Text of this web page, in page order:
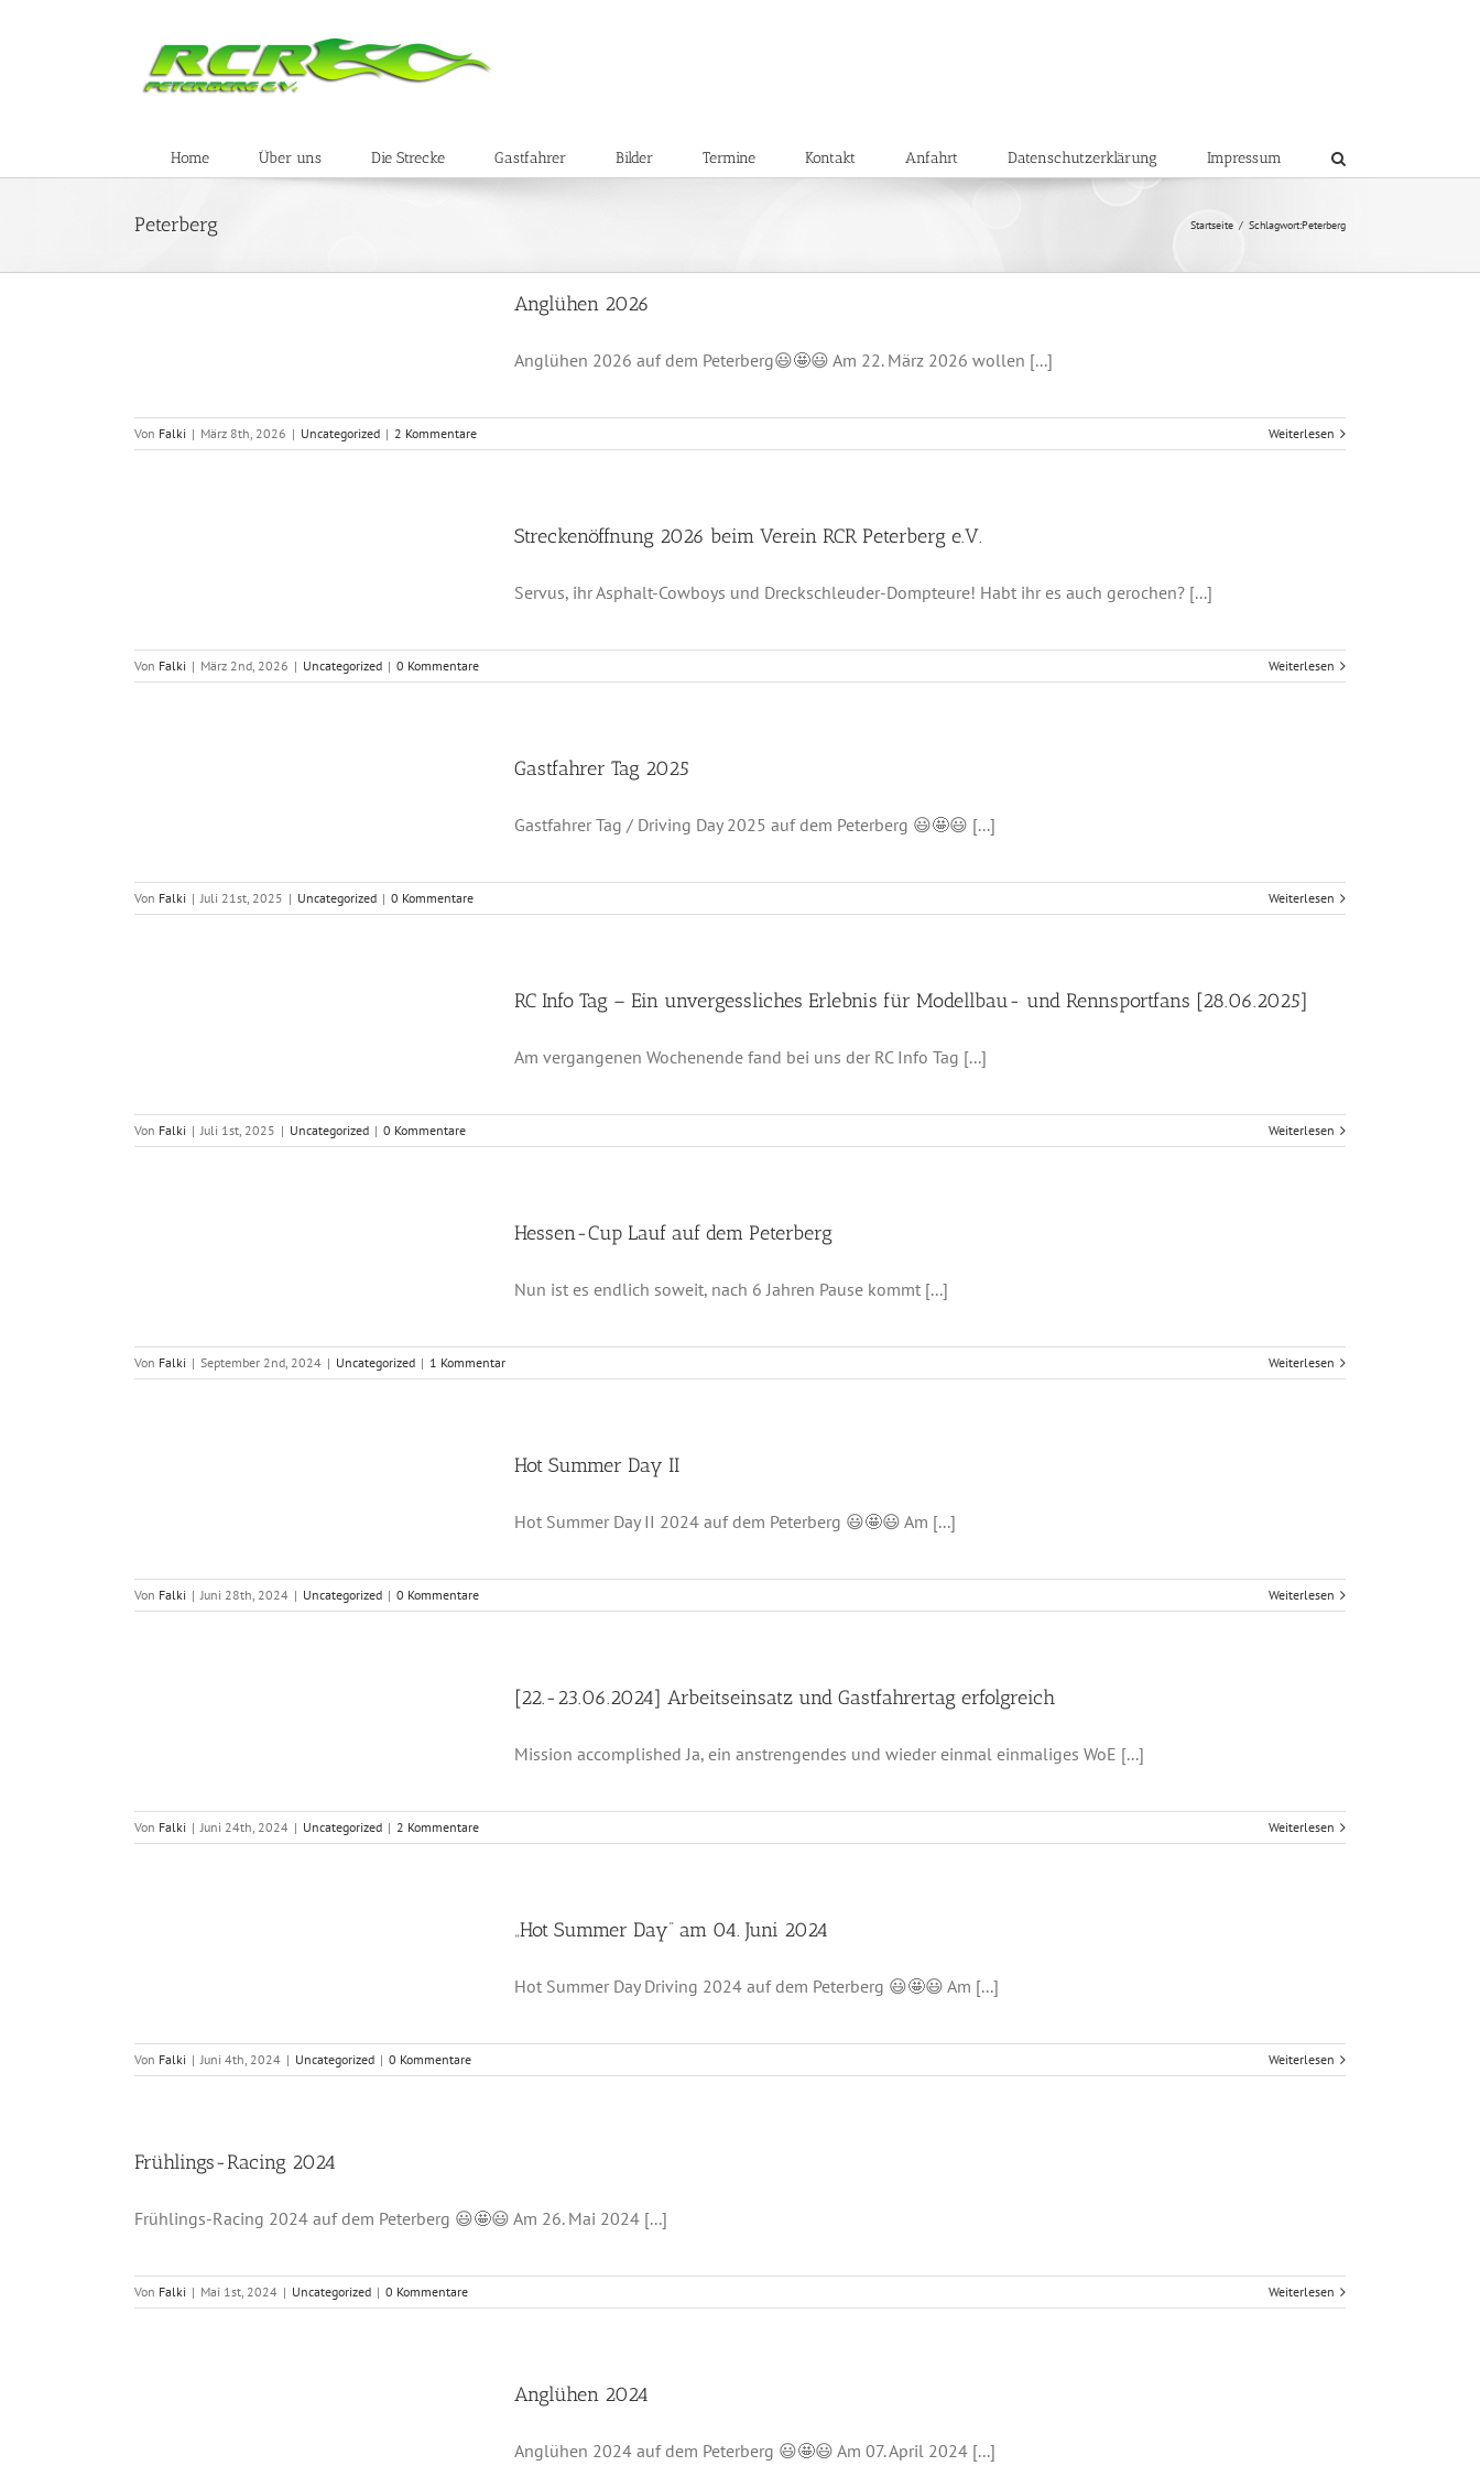
Home Über uns Die Strecke Gastfahrer Bilder Termine Kontakt Anfahrt Datenschutzerklärung Impressum
Peterberg Startseite / Schlagwort:Peterberg
Anglühen 2026
Anglühen 2026 auf dem Peterberg😃🤩😃 Am 22. März 2026 wollen [...]
Von Falki | März 8th, 2026 | Uncategorized | 2 Kommentare Weiterlesen
Streckenöffnung 2026 beim Verein RCR Peterberg e.V.
Servus, ihr Asphalt-Cowboys und Dreckschleuder-Dompteure! Habt ihr es auch gerochen? [...]
Von Falki | März 2nd, 2026 | Uncategorized | 0 Kommentare Weiterlesen
Gastfahrer Tag 2025
Gastfahrer Tag / Driving Day 2025 auf dem Peterberg 😃🤩😃 [...]
Von Falki | Juli 21st, 2025 | Uncategorized | 0 Kommentare Weiterlesen
RC Info Tag – Ein unvergessliches Erlebnis für Modellbau- und Rennsportfans [28.06.2025]
Am vergangenen Wochenende fand bei uns der RC Info Tag [...]
Von Falki | Juli 1st, 2025 | Uncategorized | 0 Kommentare Weiterlesen
Hessen-Cup Lauf auf dem Peterberg
Nun ist es endlich soweit, nach 6 Jahren Pause kommt [...]
Von Falki | September 2nd, 2024 | Uncategorized | 1 Kommentar Weiterlesen
Hot Summer Day II
Hot Summer Day II 2024 auf dem Peterberg 😃🤩😃 Am [...]
Von Falki | Juni 28th, 2024 | Uncategorized | 0 Kommentare Weiterlesen
[22.-23.06.2024] Arbeitseinsatz und Gastfahrertag erfolgreich
Mission accomplished Ja, ein anstrengendes und wieder einmal einmaliges WoE [...]
Von Falki | Juni 24th, 2024 | Uncategorized | 2 Kommentare Weiterlesen
„Hot Summer Day“ am 04. Juni 2024
Hot Summer Day Driving 2024 auf dem Peterberg 😃🤩😃 Am [...]
Von Falki | Juni 4th, 2024 | Uncategorized | 0 Kommentare Weiterlesen
Frühlings-Racing 2024
Frühlings-Racing 2024 auf dem Peterberg 😃🤩😃 Am 26. Mai 2024 [...]
Von Falki | Mai 1st, 2024 | Uncategorized | 0 Kommentare Weiterlesen
Anglühen 2024
Anglühen 2024 auf dem Peterberg 😃🤩😃 Am 07. April 2024 [...]